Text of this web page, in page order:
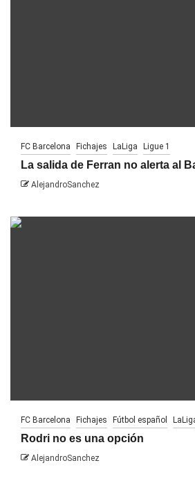
FC Barcelona Fichajes LaLiga Ligue 1
La salida de Ferran no alerta al
AlejandroSanchez
FC Barcelona Fichajes Fútbol español
Rodri no es una opción
AlejandroSanchez